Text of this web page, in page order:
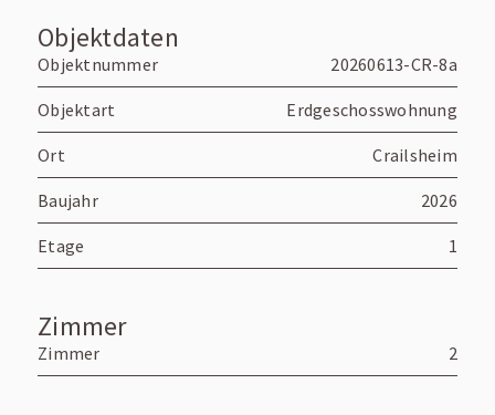
Objektdaten
Objektnummer 20260613-CR-8a
Objektart Erdgeschosswohnung
Ort Crailsheim
Baujahr 2026
Etage 1
Zimmer
Zimmer 2